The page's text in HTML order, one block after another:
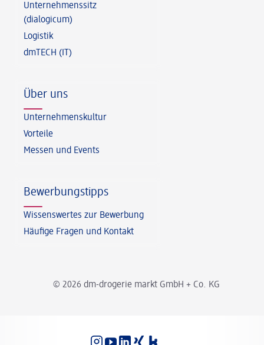
© 2026 dm-drogerie markt GmbH + Co. KG
Unternehmenssitz
(dialogicum)
Logistik
dmTECH (IT)
Über uns
Unternehmenskultur
Vorteile
Messen und Events
Bewerbungstipps
Wissenswertes zur Bewerbung
Häufige Fragen und Kontakt